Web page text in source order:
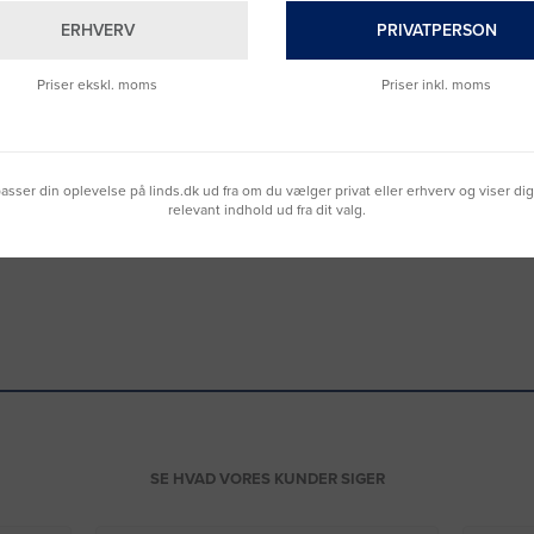
SE HVAD VORES KUNDER SIGER
ERHVERV
Priser ekskl. moms
PRIVATPERSON
Priser inkl. moms
din oplevelse på linds.dk ud fra om du vælger privat eller erhverv og viser
relevant indhold ud fra dit valg.